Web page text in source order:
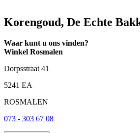
Korengoud, De Echte
Waar kunt u ons vinden?
Winkel Rosmalen
Dorpsstraat 41
5241 EA
ROSMALEN
073 - 303 67 08